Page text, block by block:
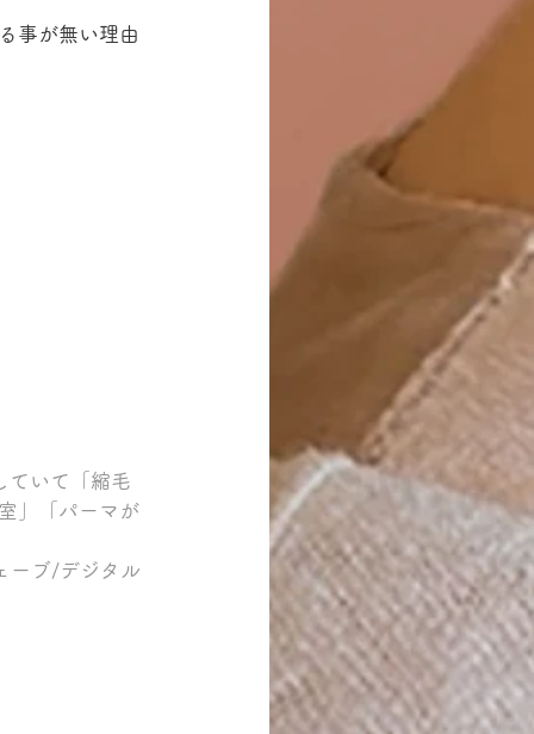
事が無い理由
ていて「縮毛
」「パーマが
ーブ/デジタル